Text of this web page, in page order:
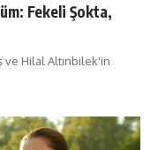
Fekeli Şokta,
ve Hilal Altınbilek'in